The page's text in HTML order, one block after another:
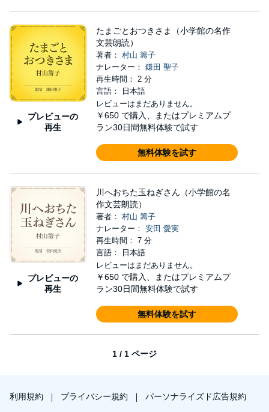
プレビューの
再生
たまごとおつきさま（小学館の名作
文芸朗読）
著者： 村山 籌子
ナレーター： 鎌田 聖子
再生時間： 2 分
言語： 日本語
レビューはまだありません。
￥650 で購入、またはプレミアムプ
ラン30日間無料体験で試す
無料体験を試す
プレビューの
再生
川へおちた玉ねぎさん（小学館の名
作文芸朗読）
著者： 村山 籌子
ナレーター： 安田 愛実
再生時間： 7 分
言語： 日本語
レビューはまだありません。
￥650 で購入、またはプレミアムプ
ラン30日間無料体験で試す
無料体験を試す
1 / 1 ページ
利用規約 プライバシー規約 パーソナライズド広告規約